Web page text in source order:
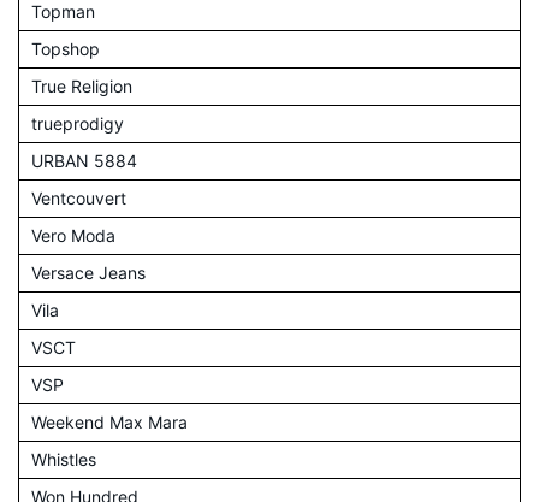
Topman
Topshop
True Religion
trueprodigy
URBAN 5884
Ventcouvert
Vero Moda
Versace Jeans
Vila
VSCT
VSP
Weekend Max Mara
Whistles
Won Hundred